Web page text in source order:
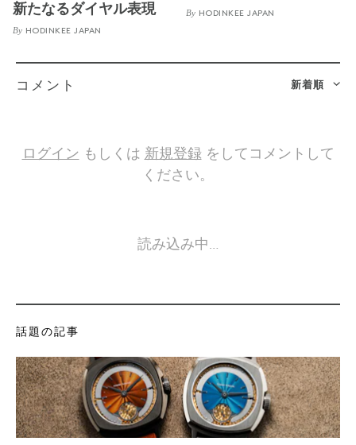
新たなるダイヤル表現
By HODINKEE JAPAN
By HODINKEE JAPAN
新着順
コメント
ログインもしくは新規登録をしてコメントして
ください。
読み込み中…
話題の記事